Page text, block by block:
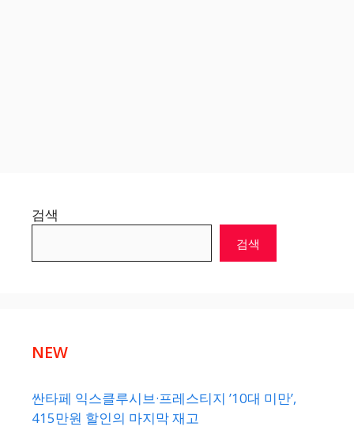
검색
검색
NEW
싼타페 익스클루시브·프레스티지 ’10대 미만’,
415만원 할인의 마지막 재고